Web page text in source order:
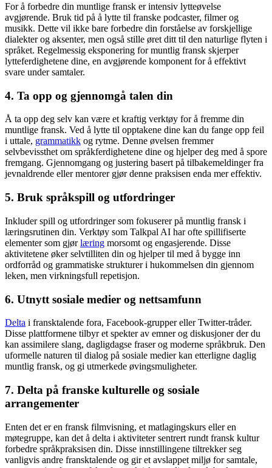
For å forbedre din muntlige fransk er intensiv lytteøvelse
avgjørende. Bruk tid på å lytte til franske podcaster, filmer og
musikk. Dette vil ikke bare forbedre din forståelse av forskjellige
dialekter og aksenter, men også stille øret ditt til den naturlige flyten i
språket. Regelmessig eksponering for muntlig fransk skjerper
lytteferdighetene dine, en avgjørende komponent for å effektivt
svare under samtaler.
4. Ta opp og gjennomgå talen din
Å ta opp deg selv kan være et kraftig verktøy for å fremme din
muntlige fransk. Ved å lytte til opptakene dine kan du fange opp feil
i uttale, grammatikk og rytme. Denne øvelsen fremmer
selvbevissthet om språkferdighetene dine og hjelper deg med å spore
fremgang. Gjennomgang og justering basert på tilbakemeldinger fra
jevnaldrende eller mentorer gjør denne praksisen enda mer effektiv.
5. Bruk språkspill og utfordringer
Inkluder spill og utfordringer som fokuserer på muntlig fransk i
læringsrutinen din. Verktøy som Talkpal AI har ofte spillifiserte
elementer som gjørlæring morsomt og engasjerende. Disse
aktivitetene øker selvtilliten din og hjelper til med å bygge inn
ordforråd og grammatiske strukturer i hukommelsen din gjennom
leken, men virkningsfull repetisjon.
6. Utnytt sosiale medier og nettsamfunn
Delta i fransktalende fora, Facebook-grupper eller Twitter-tråder.
Disse plattformene tilbyr et spekter av emner og diskusjoner der du
kan assimilere slang, dagligdagse fraser og moderne språkbruk. Den
uformelle naturen til dialog på sosiale medier kan etterligne daglig
muntlig fransk, og gi utmerkede øvingsmuligheter.
7. Delta på franske kulturelle og sosiale
arrangementer
Enten det er en fransk filmvisning, et matlagingskurs eller en
møtegruppe, kan det å delta i aktiviteter sentrert rundt fransk kultur
forbedre språkpraksisen din. Disse innstillingene tiltrekker seg
vanligvis andre fransktalende og gir et avslappet miljø for samtale,